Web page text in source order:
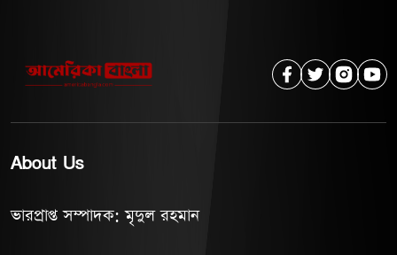
About Us
ভারপ্রাপ্ত সম্পাদক: মৃদুল রহমান